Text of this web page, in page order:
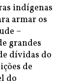
indígenas
armar os
–
grandes
dívidas do
de